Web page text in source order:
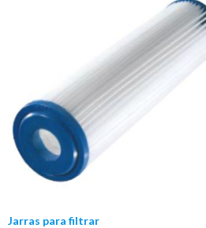
Jarras para filtrar